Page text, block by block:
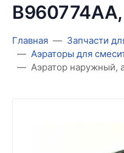
Главная
Запчасти
Аэраторы для
Аэратор наружный,